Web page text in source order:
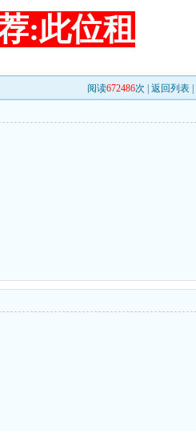
:此位租
阅读672486次 | 返回列表